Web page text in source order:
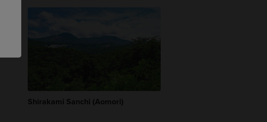
Shirakami Sanchi (Aomori)